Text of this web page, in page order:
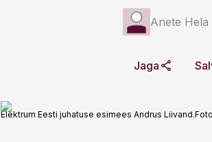
Anete Hela
Jaga
Elektrum Eesti juhatuse esimees Andrus Liivand.